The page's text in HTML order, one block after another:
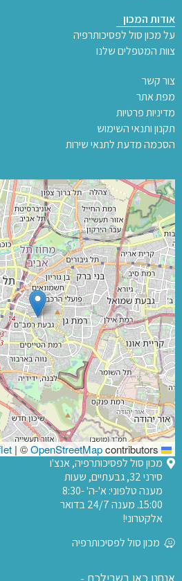
אודות המכון
על מכון סול לפסיכותרפיה
צוות המטפלים שלנו
צור קשר
מפת אתר
מדיניות פרטיות
תקנון ותנאי השימוש
הסכמה מדעת לתנאי שירות
| ©OpenStreetMapcontributors
מכון סול לפסיכותרפיה, אנצ'ו
סירני 32, גבעתיים, שעות
מענה טלפוני: א'-ה' 8:30-
15:00. מענה 24/7 בדואר
אלקטרוני!
מכון סול לפסיכותרפיה